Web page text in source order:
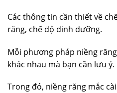
Các thông tin cần thiết về
răng, chế độ dinh dưỡng.
Mỗi phương pháp niềng
khác nhau mà bạn cần lưu ý.
Trong đó, niềng răng mắc